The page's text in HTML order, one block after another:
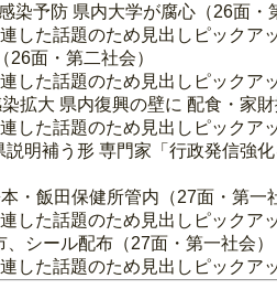
染予防 県内大学が腐心（26面・
した話題のため見出しピックア
面・第二社会）
した話題のため見出しピックア
拡大 県内復興の壁に 配食・家
した話題のため見出しピックア
明補う形 専門家「行政発信強
・飯田保健所管内（27面・第一
した話題のため見出しピックア
シール配布（27面・第一社会）
した話題のため見出しピックア